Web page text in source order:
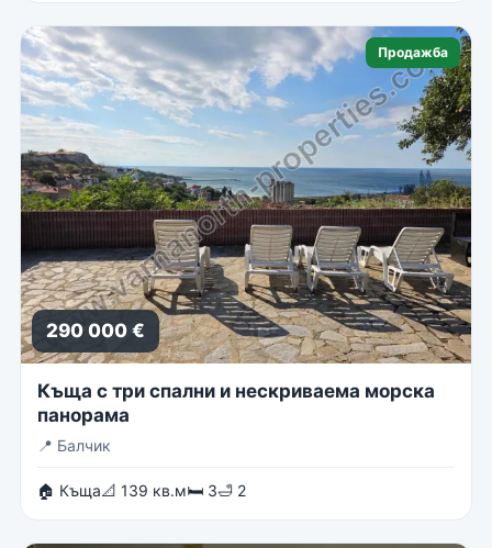
Продажба
290 000 €
Къща с три спални и нескриваема морска
панорама
📍 Балчик
🏠 Къща📐 139 кв.м🛏 3🛁 2